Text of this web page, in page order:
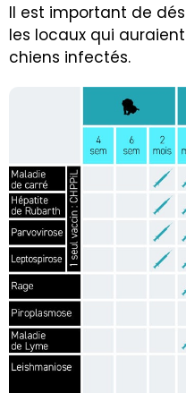
Il est important de
les locaux qui
chiens infectés.